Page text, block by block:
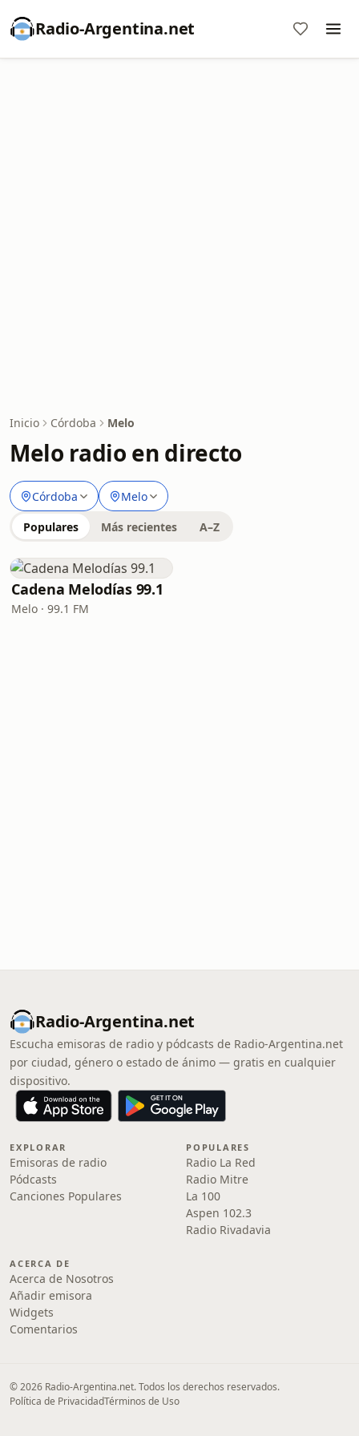
Radio-Argentina.net
Inicio Córdoba Melo
Melo radio en directo
Córdoba Melo
Populares Más recientes A–Z
Cadena Melodías 99.1
Melo · 99.1 FM
Radio-Argentina.net
Escucha emisoras de radio y pódcasts de Radio-Argentina.net
por ciudad, género o estado de ánimo — gratis en cualquier
dispositivo.
EXPLORAR
Emisoras de radio
Pódcasts
Canciones Populares
POPULARES
Radio La Red
Radio Mitre
La 100
Aspen 102.3
Radio Rivadavia
ACERCA DE
Acerca de Nosotros
Añadir emisora
Widgets
Comentarios
© 2026 Radio-Argentina.net. Todos los derechos reservados.
Política de PrivacidadTérminos de Uso